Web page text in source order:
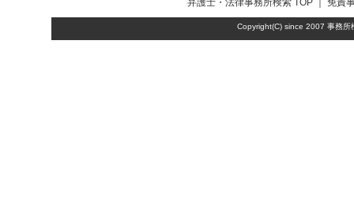
弁護士・法律事務所検索TOP ｜ 免責
Copyright(C) since 2007 事務所